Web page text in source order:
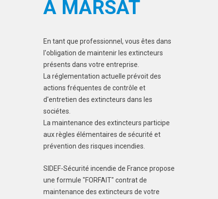
À MARSAT
En tant que professionnel, vous êtes dans
l'obligation de maintenir les extincteurs
présents dans votre entreprise.
La réglementation actuelle prévoit des
actions fréquentes de contrôle et
d'entretien des extincteurs dans les
sociétes.
La maintenance des extincteurs participe
aux règles élémentaires de sécurité et
prévention des risques incendies.
SIDEF-Sécurité incendie de France propose
une formule "FORFAIT" contrat de
maintenance des extincteurs de votre